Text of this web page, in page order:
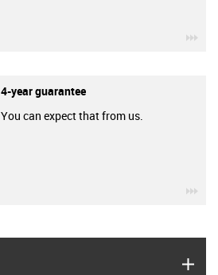
4-year guarantee
You can expect that from us.